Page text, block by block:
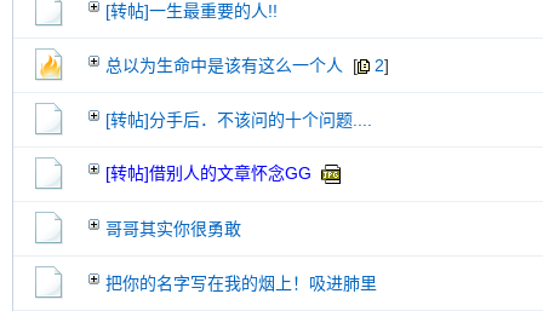
[转帖]一生最重要的人!!
总以为生命中是该有这么一个人 [ 2]
[转帖]分手后．不该问的十个问题....
[转帖]借别人的文章怀念GG
哥哥其实你很勇敢
把你的名字写在我的烟上！吸进肺里